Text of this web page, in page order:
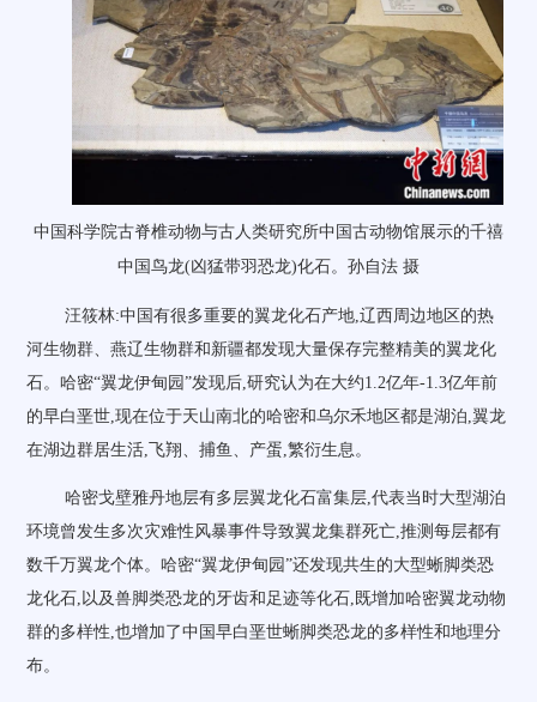
中国科学院古脊椎动物与古人类研究所中国古动物馆展示的千禧
中国鸟龙(凶猛带羽恐龙)化石。孙自法 摄
汪筱林:中国有很多重要的翼龙化石产地,辽西周边地区的热
河生物群、燕辽生物群和新疆都发现大量保存完整精美的翼龙化
石。哈密“翼龙伊甸园”发现后,研究认为在大约1.2亿年-1.3亿年前
的早白垩世,现在位于天山南北的哈密和乌尔禾地区都是湖泊,翼龙
在湖边群居生活,飞翔、捕鱼、产蛋,繁衍生息。
哈密戈壁雅丹地层有多层翼龙化石富集层,代表当时大型湖泊
环境曾发生多次灾难性风暴事件导致翼龙集群死亡,推测每层都有
数千万翼龙个体。哈密“翼龙伊甸园”还发现共生的大型蜥脚类恐
龙化石,以及兽脚类恐龙的牙齿和足迹等化石,既增加哈密翼龙动物
群的多样性,也增加了中国早白垩世蜥脚类恐龙的多样性和地理分
布。